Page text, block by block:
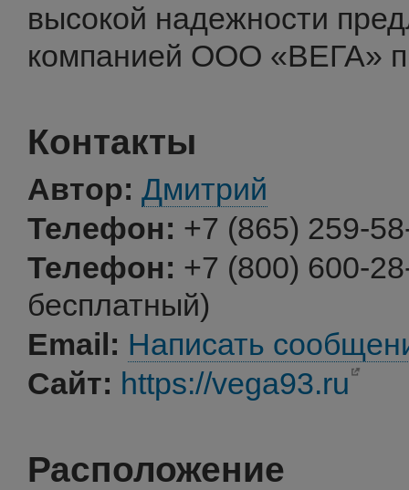
высокой надежности
компанией ООО «ВЕГА»
Контакты
Автор: Дмитрий
Телефон: +7 (865) 259-
Телефон: +7 (800) 600-
бесплатный)
Email: Написать
Сайт: https://vega93.ru
Расположение